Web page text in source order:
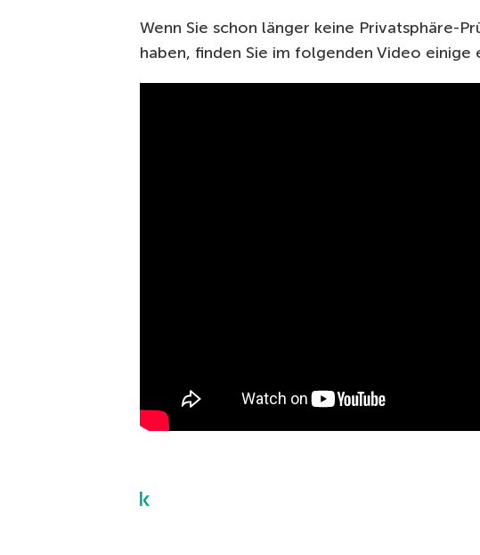
Wenn Sie schon länger keine Privatsphäre-
haben, finden Sie im folgenden Video einige